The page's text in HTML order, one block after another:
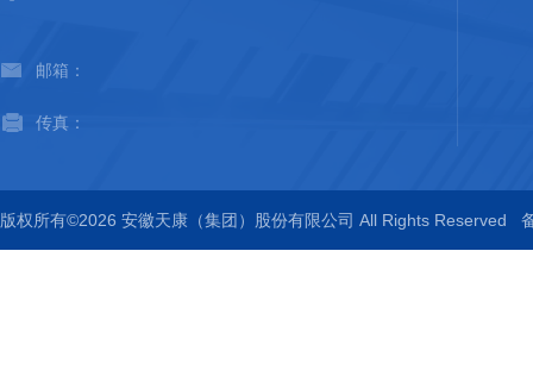
邮箱：
传真：
版权所有©2026 安徽天康（集团）股份有限公司 All Rights Reserved